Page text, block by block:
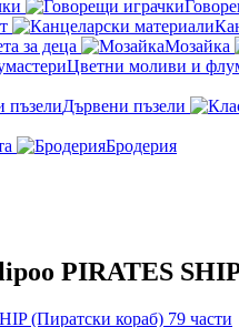
за деца
Мозайка
Цветни моливи и
Дървени пъзели
Бродерия
PIRATES